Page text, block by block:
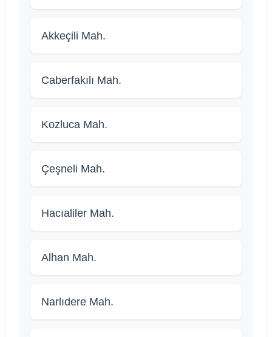
Akkeçili Mah.
Caberfakılı Mah.
Kozluca Mah.
Çeşneli Mah.
Hacıaliler Mah.
Alhan Mah.
Narlıdere Mah.